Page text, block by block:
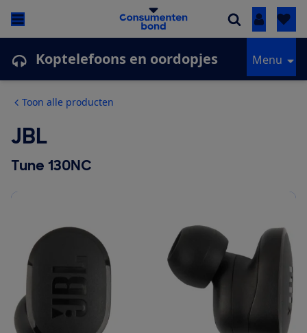
Inloggen
Koptelefoons en oordopjes Menu
Toon alle producten
JBL
Tune 130NC